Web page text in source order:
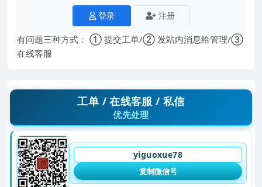
登录 注册
有问题三种方式： ① 提交工单/② 发站内消息给管理/③
在线客服
工单 / 在线客服 / 私信
优先处理
yiguoxue78
复制微信号